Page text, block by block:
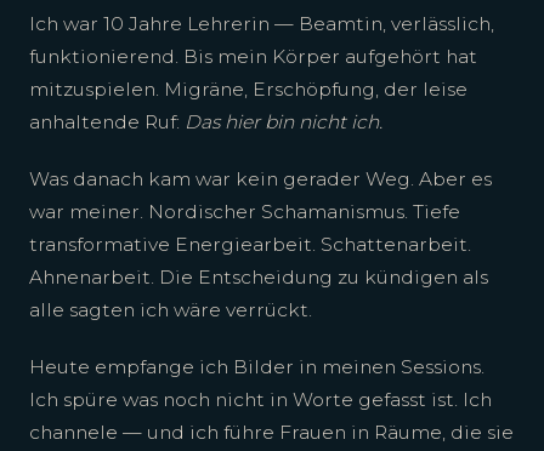
Ich war 10 Jahre Lehrerin — Beamtin, verlässlich,
funktionierend. Bis mein Körper aufgehört hat
mitzuspielen. Migräne, Erschöpfung, der leise
anhaltende Ruf: Das hier bin nicht ich.
Was danach kam war kein gerader Weg. Aber es
war meiner. Nordischer Schamanismus. Tiefe
transformative Energiearbeit. Schattenarbeit.
Ahnenarbeit. Die Entscheidung zu kündigen als
alle sagten ich wäre verrückt.
Heute empfange ich Bilder in meinen Sessions.
Ich spüre was noch nicht in Worte gefasst ist. Ich
channele — und ich führe Frauen in Räume, die sie